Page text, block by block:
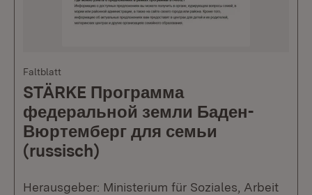
Faltblatt
STÄRKE Программа
федеральной земли Баден-
Вюртемберг для семьи
(russisch)
Herausgeber: Ministerium für Soziales, Arbeit